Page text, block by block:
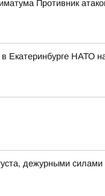
Противник
Екатеринбурге
дежурными